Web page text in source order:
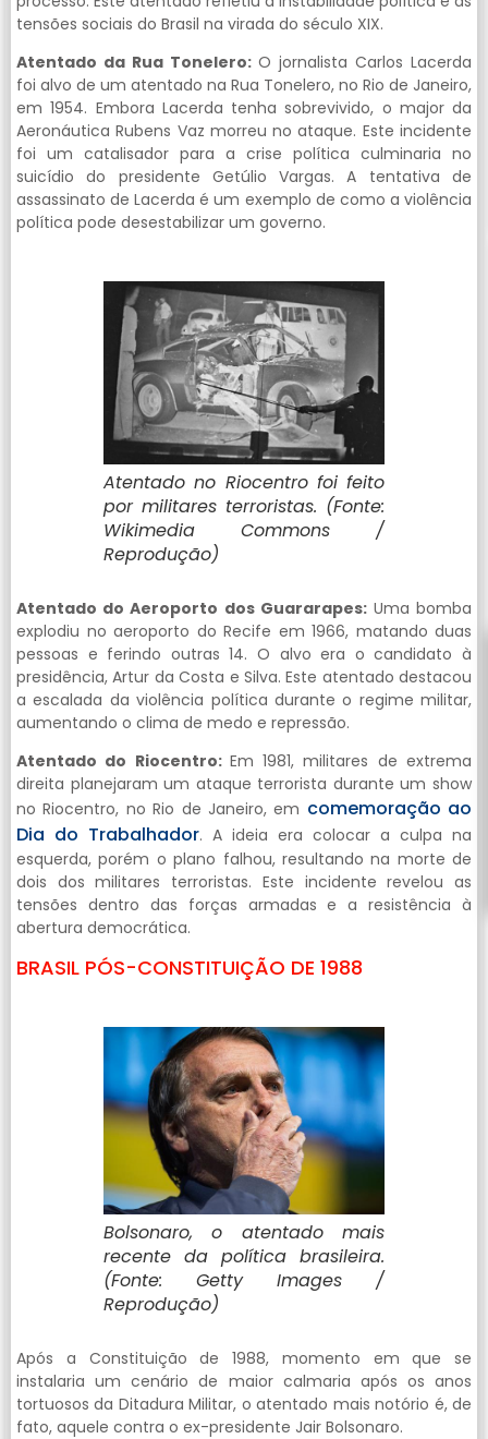
tensões sociais do Brasil na virada do século XIX.
Atentado da Rua Tonelero:O jornalista Carlos Lacerda
foi alvo de um atentado na Rua Tonelero, no Rio de Janeiro,
em 1954. Embora Lacerda tenha sobrevivido, o major da
Aeronáutica Rubens Vaz morreu no ataque. Este incidente
foi um catalisador para a crise política culminaria no
suicídio do presidente Getúlio Vargas. A tentativa de
assassinato de Lacerda é um exemplo de como a violência
política pode desestabilizar um governo.
Atentado no Riocentro foi feito
por militares terroristas. (Fonte:
Wikimedia Commons /
Reprodução)
Atentado do Aeroporto dos Guararapes:Uma bomba
explodiu no aeroporto do Recife em 1966, matando duas
pessoas e ferindo outras 14. O alvo era o candidato à
presidência, Artur da Costa e Silva. Este atentado destacou
a escalada da violência política durante o regime militar,
aumentando o clima de medo e repressão.
Atentado do Riocentro: Em 1981, militares de extrema
direita planejaram um ataque terrorista durante um show
no Riocentro, no Rio de Janeiro, em comemoração ao
Dia do Trabalhador. A ideia era colocar a culpa na
esquerda, porém o plano falhou, resultando na morte de
dois dos militares terroristas. Este incidente revelou as
tensões dentro das forças armadas e a resistência à
abertura democrática.
BRASIL PÓS-CONSTITUIÇÃO DE 1988
Bolsonaro, o atentado mais
recente da política brasileira.
(Fonte: Getty Images /
Reprodução)
Após a Constituição de 1988, momento em que se
instalaria um cenário de maior calmaria após os anos
tortuosos da Ditadura Militar, o atentado mais notório é, de
fato, aquele contra o ex-presidente Jair Bolsonaro.